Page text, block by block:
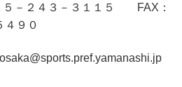
２４３－３１１５ FAX：
４９０